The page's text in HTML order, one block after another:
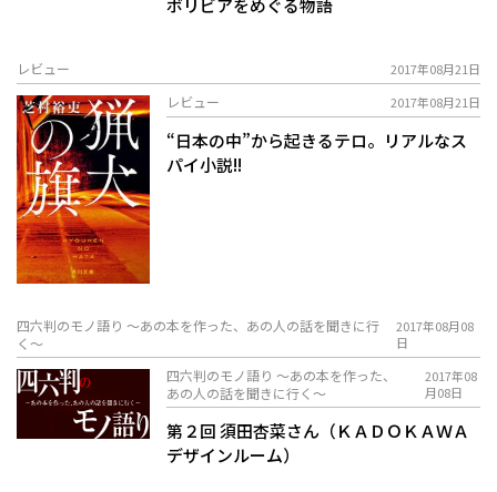
レビュー 2017年08月21日
レビュー 2017年08月21日
“日本の中”から起きるテロ。リアルなス
パイ小説!!
四六判のモノ語り 〜あの本を作った、あの人の話を聞きに行
く〜
2017年08月08
日
四六判のモノ語り 〜あの本を作った、
あの人の話を聞きに行く〜
2017年08
月08日
第２回 須田杏菜さん（ＫＡＤＯＫＡＷＡ
デザインルーム）